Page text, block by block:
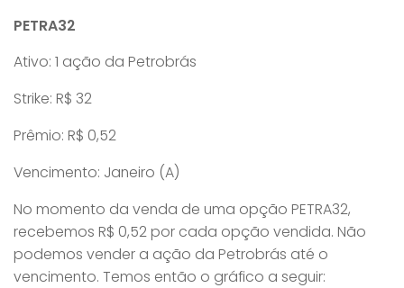
PETRA32
Ativo: 1 ação da Petrobrás
Strike: R$ 32
Prêmio: R$ 0,52
Vencimento: Janeiro (A)
No momento da venda de uma opção PETRA32,
recebemos R$ 0,52 por cada opção vendida. Não
podemos vender a ação da Petrobrás até o
vencimento. Temos então o gráfico a seguir: